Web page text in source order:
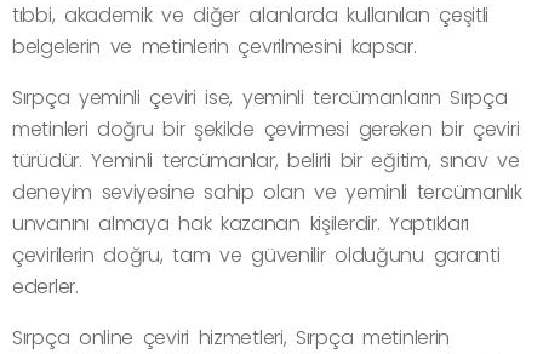
tıbbi, akademik ve diğer alanlarda kullanılan çeşitli
belgelerin ve metinlerin çevrilmesini kapsar.
Sırpça yeminli çeviri ise, yeminli tercümanların Sırpça
metinleri doğru bir şekilde çevirmesi gereken bir çeviri
türüdür. Yeminli tercümanlar, belirli bir eğitim, sınav ve
deneyim seviyesine sahip olan ve yeminli tercümanlık
unvanını almaya hak kazanan kişilerdir. Yaptıkları
çevirilerin doğru, tam ve güvenilir olduğunu garanti
ederler.
Sırpça online çeviri hizmetleri, Sırpça metinlerin